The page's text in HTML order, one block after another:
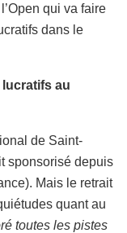
qui va faire
dans le
lucratifs au
de Saint-
sponsorisé depuis
Mais le retrait
quant au
toutes les pistes